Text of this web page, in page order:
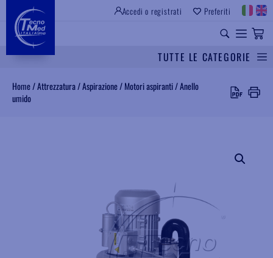
Accedi o registrati Preferiti
TUTTE LE CATEGORIE
Home/Attrezzatura/Aspirazione/ Motori aspiranti/Anello
umido